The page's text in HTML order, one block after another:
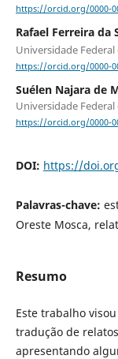
https://orcid.org/0000-
Rafael Ferreira da
Universidade Federal
https://orcid.org/0000-
Suélen Najara de
Universidade Federal
https://orcid.org/0000-
DOI: https://
Palavras-chave:
Oreste Mosca,
Resumo
Este trabalho
tradução de
apresentando